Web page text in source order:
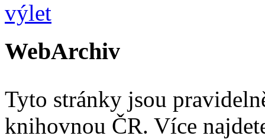
WebArchiv
Tyto stránky jsou
knihovnou ČR. Více